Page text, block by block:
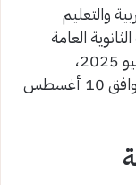
والتعليم
العامة
2025 اعتبارًا من يوم الأحد الموافق 27 يوليو 2025،
وستستمر لمدة 15 يومًا حتى يوم الأحد الموافق 10 أغسطس